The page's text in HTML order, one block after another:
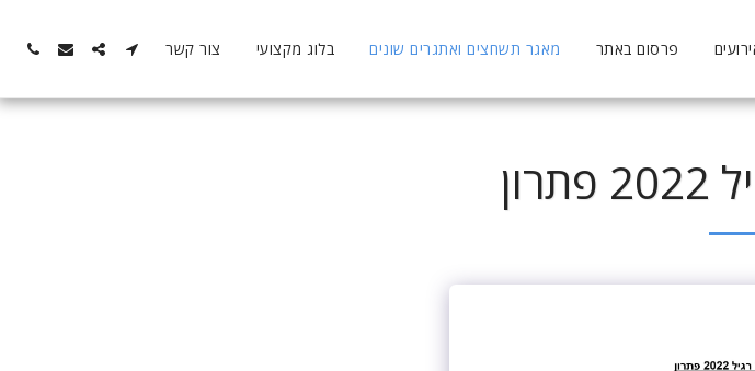
פרסום באתר מאגר תשחצים ואתגרים שונים בלוג מקצועי צור קשר